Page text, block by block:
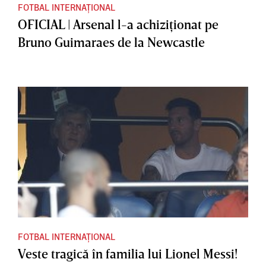
FOTBAL INTERNAȚIONAL
OFICIAL | Arsenal l-a achiziţionat pe
Bruno Guimaraes de la Newcastle
FOTBAL INTERNAȚIONAL
Veste tragică în familia lui Lionel Messi!